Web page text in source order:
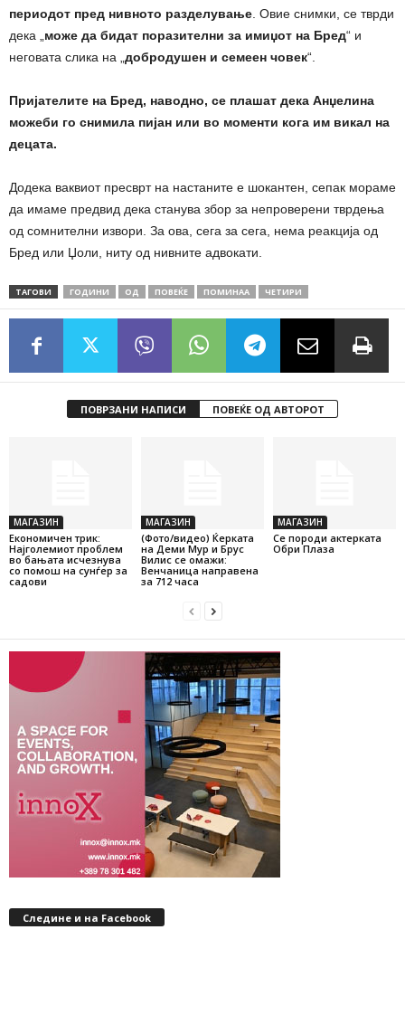
периодот пред нивното разделување . Овие снимки, се тврди
дека „ може да бидат поразителни за имиџот на Бред“ и
неговата слика на „ добродушен и семеен човек“.
Пријателите на Бред, наводно, се плашат дека Анџелина
можеби го снимила пијан или во моменти кога им викал на
децата.
Додека ваквиот пресврт на настаните е шокантен, сепак мораме
да имаме предвид дека станува збор за непроверени тврдења
од сомнителни извори. За ова, сега за сега, нема реакција од
Бред или Џоли, ниту од нивните адвокати.
ТАГОВИ ГОДИНИ ОД ПОВЕЌЕ ПОМИНАА ЧЕТИРИ
ПОВРЗАНИ НАПИСИ ПОВЕЌЕ ОД АВТОРОТ
МАГАЗИН
Економичен трик:
Најголемиот проблем
во бањата исчезнува
со помош на сунѓер за
садови
МАГАЗИН
(Фото/видео) Ќерката
на Деми Мур и Брус
Вилис се омажи:
Венчаница направена
за 712 часа
МАГАЗИН
Се породи актерката
Обри Плаза
Следине и на Facebook